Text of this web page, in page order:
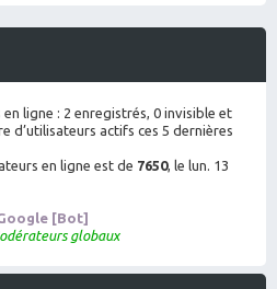
ligne : 2 enregistrés, 0 invisible et
d’utilisateurs actifs ces 5 dernières
en ligne est de 7650, le lun. 13
[Bot]
globaux